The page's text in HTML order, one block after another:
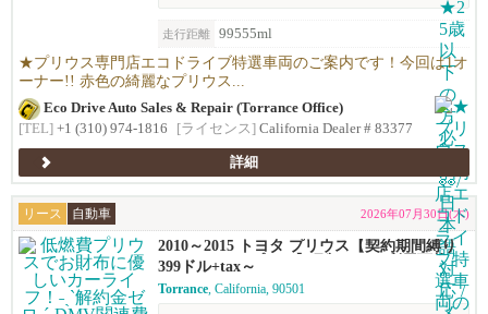
走行距離 99555ml
★プリウス専門店エコドライブ特選車両のご案内です！今回は1オ
ーナー!! 赤色の綺麗なプリウス...
Eco Drive Auto Sales & Repair (Torrance Office)
[TEL] +1 (310) 974-1816 [ライセンス] California Dealer # 83377
詳細
リース 自動車 2026年07月30日(木)
2010～2015 トヨタ プリウス【契約期間縛り
ナシのリースプラン】月額$399～利用可能！
399ドル+tax～
Torrance, California, 90501